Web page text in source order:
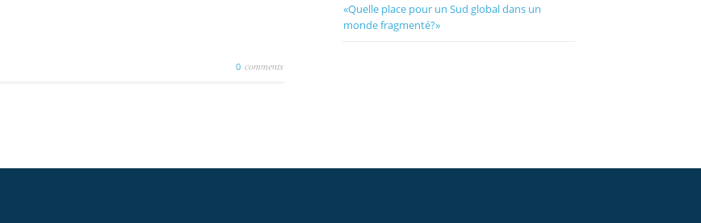
0 comments
«Quelle place pour un Sud global dans un
monde fragmenté?»